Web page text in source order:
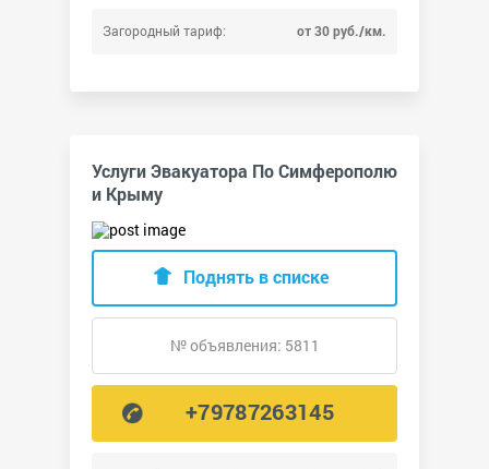
Загородный тариф: от 30 руб./км.
Услуги Эвакуатора По Симферополю
и Крыму
Поднять в списке
№ объявления: 5811
+79787263145